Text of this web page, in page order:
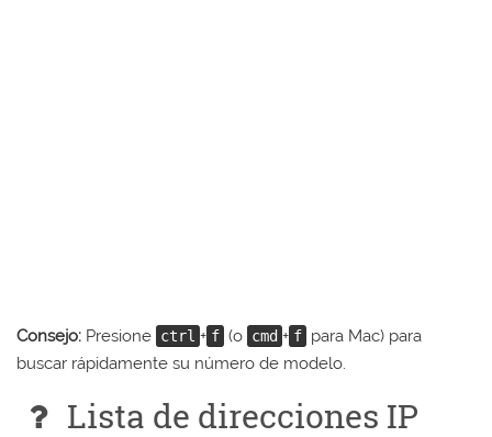
Consejo: Presione ctrl + f (o cmd + f para Mac) para
buscar rápidamente su número de modelo.
Lista de direcciones IP